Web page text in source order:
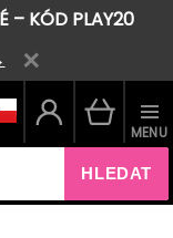
– KÓD PLAY20
HLEDAT
MENU